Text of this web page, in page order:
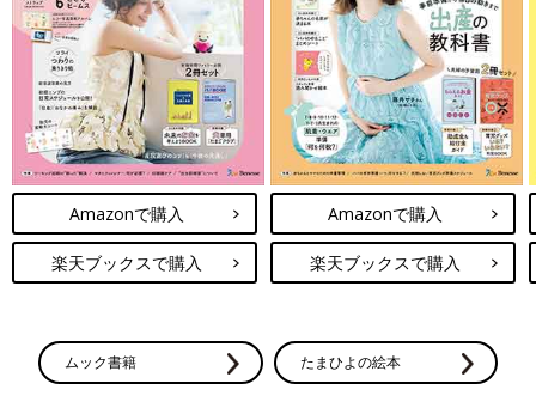
Amazonで購入
楽天ブックスで購入
Amazonで購入
楽天ブックスで購入
ムック書籍 たまひよの絵本